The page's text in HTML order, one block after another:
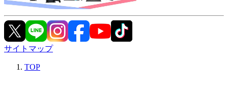
サイトマップ
TOP